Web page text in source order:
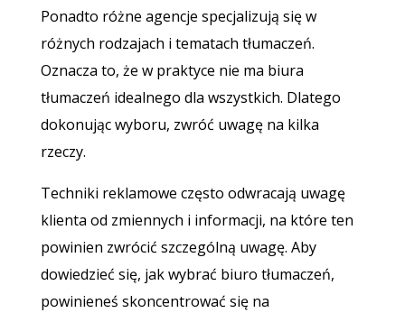
Ponadto różne agencje specjalizują się w
różnych rodzajach i tematach tłumaczeń.
Oznacza to, że w praktyce nie ma biura
tłumaczeń idealnego dla wszystkich. Dlatego
dokonując wyboru, zwróć uwagę na kilka
rzeczy.
Techniki reklamowe często odwracają uwagę
klienta od zmiennych i informacji, na które ten
powinien zwrócić szczególną uwagę. Aby
dowiedzieć się, jak wybrać biuro tłumaczeń,
powinieneś skoncentrować się na